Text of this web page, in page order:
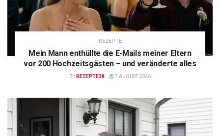
REZEPTE
Mein Mann enthüllte die E-Mails meiner Eltern
vor 200 Hochzeitsgästen – und veränderte alles
BY REZEPTE38 7 AUGUST 2026